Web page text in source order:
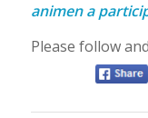
animen a
Please follow